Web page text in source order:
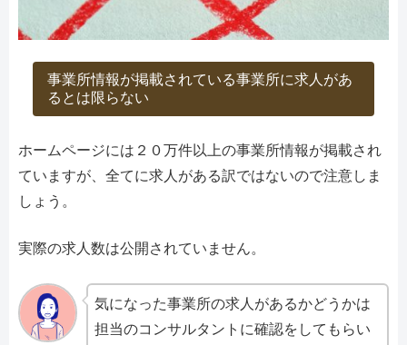
事業所情報が掲載されている事業所に求人があ
るとは限らない
ホームページには２０万件以上の事業所情報が掲載され
ていますが、全てに求人がある訳ではないので注意しま
しょう。
実際の求人数は公開されていません。
気になった事業所の求人があるかどうかは
担当のコンサルタントに確認をしてもらい